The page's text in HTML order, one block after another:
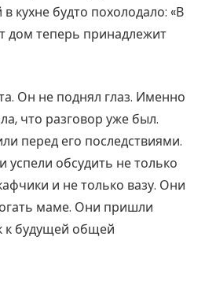
кухне будто похолодало: «В
дом теперь принадлежит
Он не поднял глаз. Именно
что разговор уже был.
перед его последствиями.
успели обсудить не только
и не только вазу. Они
маме. Они пришли
к будущей общей